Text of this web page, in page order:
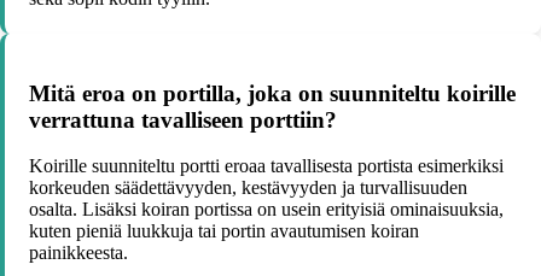
Mitä eroa on portilla, joka on suunniteltu koirille
verrattuna tavalliseen porttiin?
Koirille suunniteltu portti eroaa tavallisesta portista esimerkiksi
korkeuden säädettävyyden, kestävyyden ja turvallisuuden
osalta. Lisäksi koiran portissa on usein erityisiä ominaisuuksia,
kuten pieniä luukkuja tai portin avautumisen koiran
painikkeesta.